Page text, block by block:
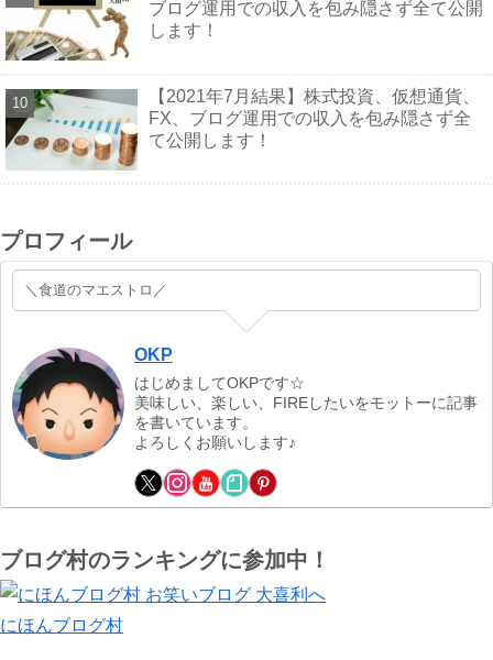
ブログ運用での収入を包み隠さず全て公開
します！
【2021年7月結果】株式投資、仮想通貨、
FX、ブログ運用での収入を包み隠さず全
て公開します！
プロフィール
＼食道のマエストロ／
OKP
はじめましてOKPです☆
美味しい、楽しい、FIREしたいをモットーに記事
を書いています。
よろしくお願いします♪
ブログ村のランキングに参加中！
にほんブログ村